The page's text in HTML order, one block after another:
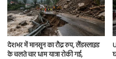
देशभर में मानसून का रौद्र रुप, लैंडस्लाइड
के चलते चार धाम यात्रा रोकी गई,